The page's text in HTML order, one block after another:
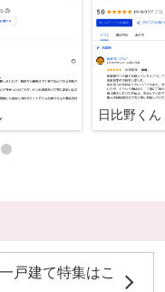
日比野くん
戸建て特集はこ